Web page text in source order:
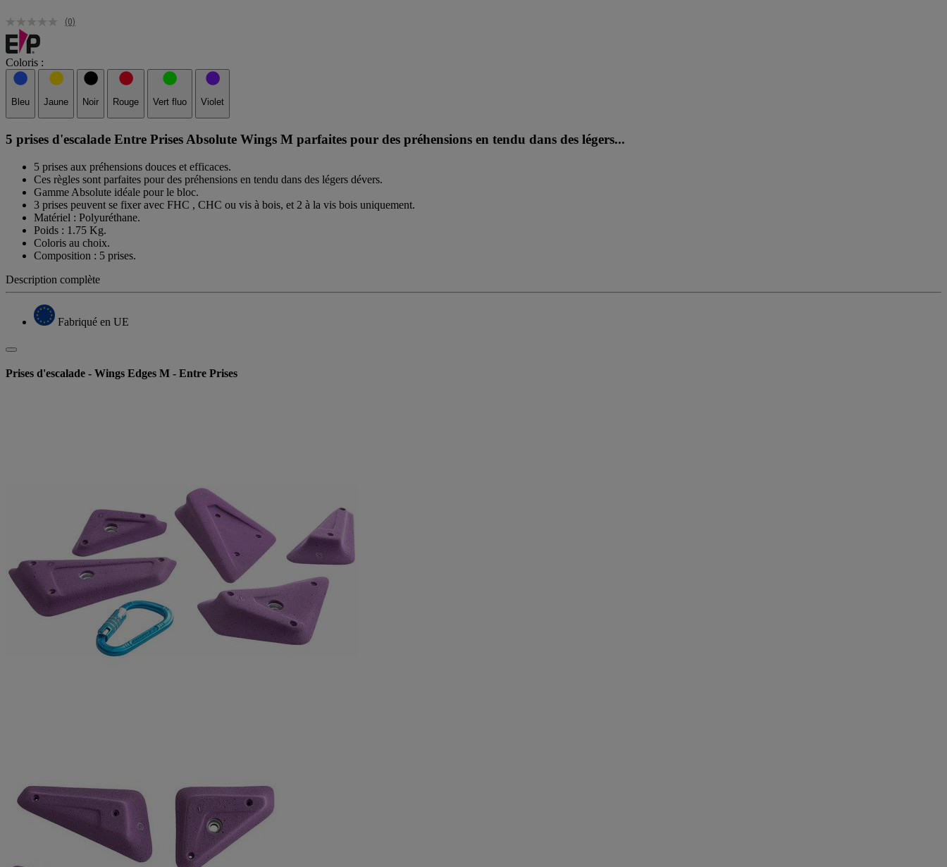
(0)
Coloris :
Bleu Jaune Noir Rouge Vert fluo Violet
5 prises d'escalade Entre Prises Absolute Wings M parfaites pour des préhensions en tendu dans des légers...
5 prises aux préhensions douces et efficaces.
Ces règles sont parfaites pour des préhensions en tendu dans des légers dévers.
Gamme Absolute idéale pour le bloc.
3 prises peuvent se fixer avec FHC , CHC ou vis à bois, et 2 à la vis bois uniquement.
Matériel : Polyuréthane.
Poids : 1.75 Kg.
Coloris au choix.
Composition : 5 prises.
Description complète
Fabriqué en UE
Prises d'escalade - Wings Edges M - Entre Prises